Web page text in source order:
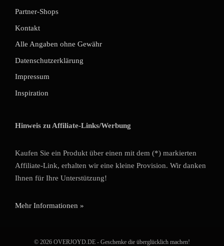
Partner-Shops
Kontakt
Alle Angaben ohne Gewähr
Datenschutzerklärung
Impressum
Inspiration
Hinweis zu Affiliate-Links/Werbung
Kaufen Sie ein Produkt über einen mit dem (*) markierten
Affiliate-Link, erhalten wir eine kleine Provision. Wir danken
Ihnen für Ihre Unterstützung!
Mehr Informationen »
© 2026 OVERJOYD.DE - Geschenke die überglücklich machen!